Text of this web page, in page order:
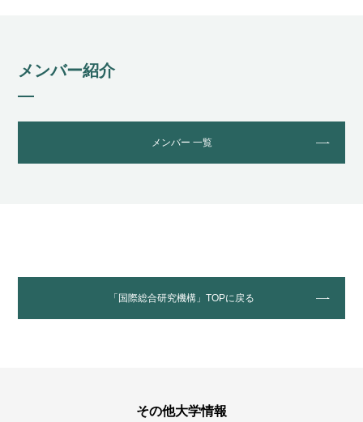
メンバー紹介
メンバー 一覧
「国際総合研究機構」TOPに戻る
その他大学情報